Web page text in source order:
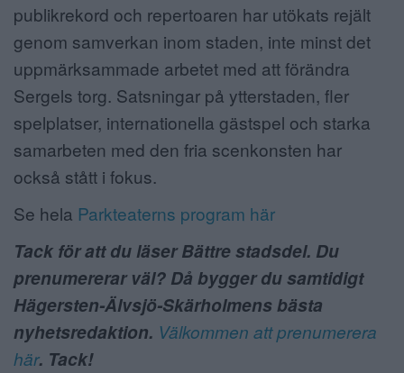
publikrekord och repertoaren har utökats rejält
genom samverkan inom staden, inte minst det
uppmärksammade arbetet med att förändra
Sergels torg. Satsningar på ytterstaden, fler
spelplatser, internationella gästspel och starka
samarbeten med den fria scenkonsten har
också stått i fokus.
Se hela Parkteaterns program här
Tack för att du läser Bättre stadsdel. Du
prenumererar väl? Då bygger du samtidigt
Hägersten-Älvsjö-Skärholmens bästa
nyhetsredaktion. Välkommen att prenumerera
här. Tack!